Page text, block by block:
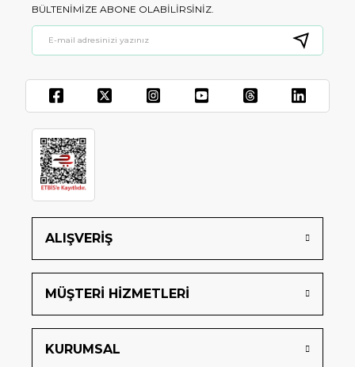
ALIŞVERİŞ
MÜŞTERİ HİZMETLERİ
KURUMSAL
BÜLTENIMIZE ABONE OLABILIRSINIZ.